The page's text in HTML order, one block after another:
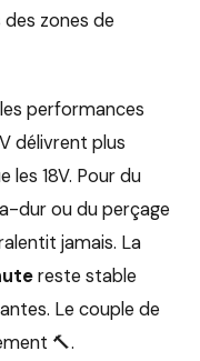
zones de
performances
délivrent plus
les 18V. Pour du
dur ou du perçage
jamais. La
reste stable
Le couple de
🔨.